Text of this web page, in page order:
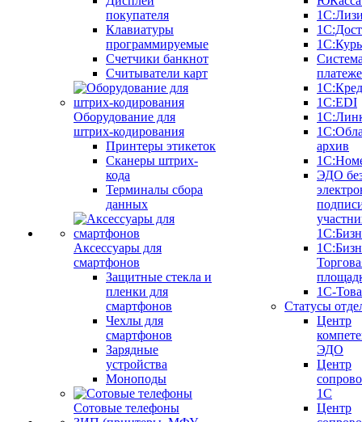
покупателя
Клавиатуры
программируемые
Счетчики банкнот
Считыватели карт
Оборудование для
штрих-кодирования
Принтеры этикеток
Сканеры штрих-
кода
Терминалы сбора
данных
Аксессуары для
смартфонов
Защитные стекла и
пленки для
смартфонов
Чехлы для
смартфонов
Зарядные
устройства
Моноподы
Сотовые телефоны
1С:EDI
архив
ЭДО
1С-
Статусы
Центр
ЭДО
Центр
1С
Центр